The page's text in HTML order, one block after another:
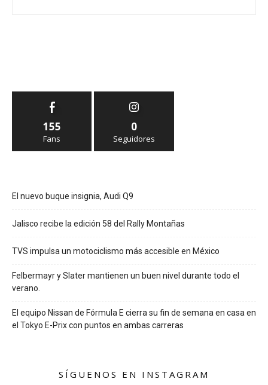
155
Fans
0
Seguidores
El nuevo buque insignia, Audi Q9
Jalisco recibe la edición 58 del Rally Montañas
TVS impulsa un motociclismo más accesible en México
Felbermayr y Slater mantienen un buen nivel durante todo el
verano.
El equipo Nissan de Fórmula E cierra su fin de semana en casa en
el Tokyo E-Prix con puntos en ambas carreras
SÍGUENOS EN INSTAGRAM